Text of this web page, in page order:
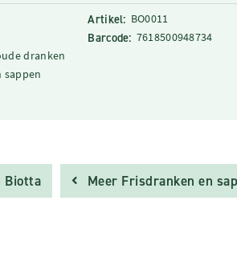
dranken
sappen
Artikel: BO0011
Barcode: 7618500948734
Biotta Meer Frisdranken en